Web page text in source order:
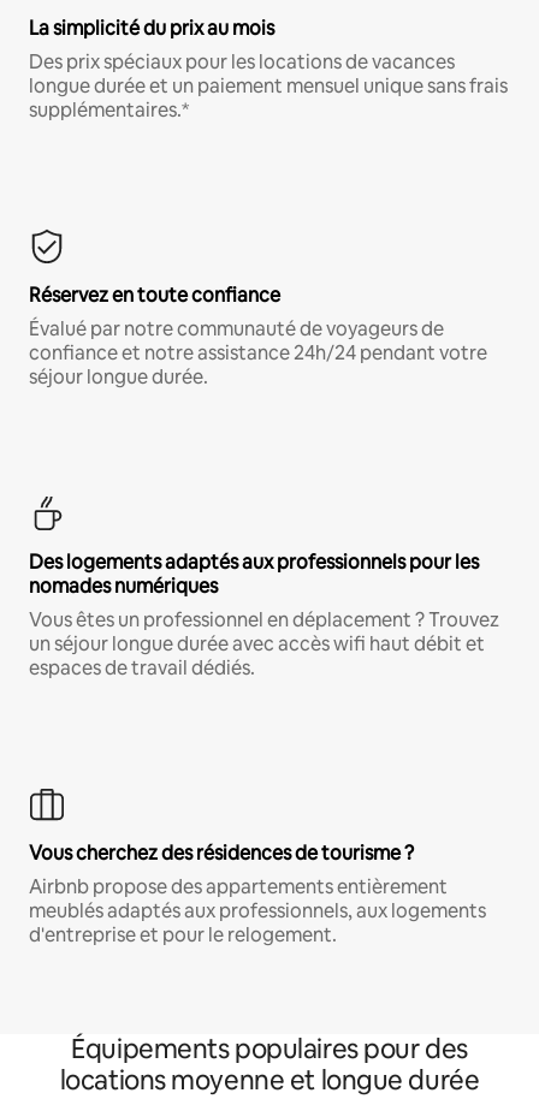
La simplicité du prix au mois
Des prix spéciaux pour les locations de vacances
longue durée et un paiement mensuel unique sans frais
supplémentaires.*
Réservez en toute confiance
Évalué par notre communauté de voyageurs de
confiance et notre assistance 24h/24 pendant votre
séjour longue durée.
Des logements adaptés aux professionnels pour les
nomades numériques
Vous êtes un professionnel en déplacement ? Trouvez
un séjour longue durée avec accès wifi haut débit et
espaces de travail dédiés.
Vous cherchez des résidences de tourisme ?
Airbnb propose des appartements entièrement
meublés adaptés aux professionnels, aux logements
d'entreprise et pour le relogement.
Équipements populaires pour des
locations moyenne et longue durée